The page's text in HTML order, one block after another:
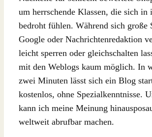
um herrschende Klassen, die sich in
bedroht fühlen. Während sich große
Google oder Nachrichtenredaktion
leicht sperren oder gleichschalten
mit den Weblogs kaum möglich. In
zwei Minuten lässt sich ein Blog
kostenlos, ohne Spezialkenntnisse.
kann ich meine Meinung
weltweit abrufbar machen.